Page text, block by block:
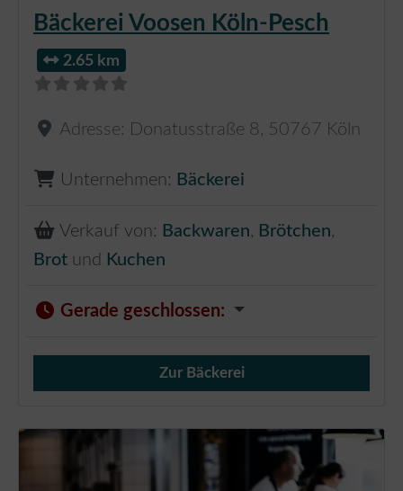
Bäckerei Voosen Köln-Pesch
2.65 km
Adresse: Donatusstraße 8 , 50767 Köln
Unternehmen: Bäckerei
Verkauf von: Backwaren, Brötchen,
Brot und Kuchen
Gerade geschlossen:
Verkauf von Brötchen,
Zur Bäckerei